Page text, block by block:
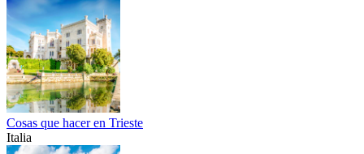
Cosas que hacer en Trieste
Italia